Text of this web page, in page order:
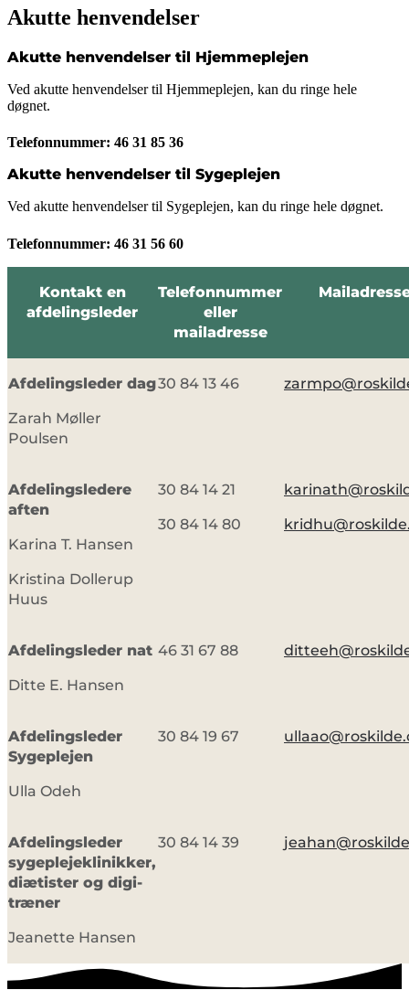
Akutte henvendelser
Akutte henvendelser til Hjemmeplejen
Ved akutte henvendelser til Hjemmeplejen, kan du ringe hele
døgnet.
Telefonnummer: 46 31 85 36
Akutte henvendelser til Sygeplejen
Ved akutte henvendelser til Sygeplejen, kan du ringe hele døgnet.
Telefonnummer: 46 31 56 60
Kontakt en
afdelingsleder
Telefonnummer
eller
mailadresse
Afdelingsleder dag
Zarah Møller
Poulsen
30 84 13 46
Afdelingsledere
aften
Karina T. Hansen
Kristina Dollerup
Huus
30 84 14 21
30 84 14 80
Afdelingsleder nat
Ditte E. Hansen
46 31 67 88
Afdelingsleder
Sygeplejen
Ulla Odeh
30 84 19 67
Afdelingsleder
sygeplejeklinikker,
diætister og digi-
træner
Jeanette Hansen
30 84 14 39